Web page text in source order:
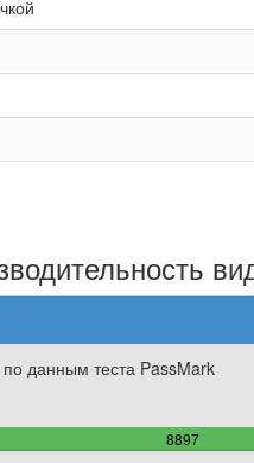
данным теста PassMark
8897
100%